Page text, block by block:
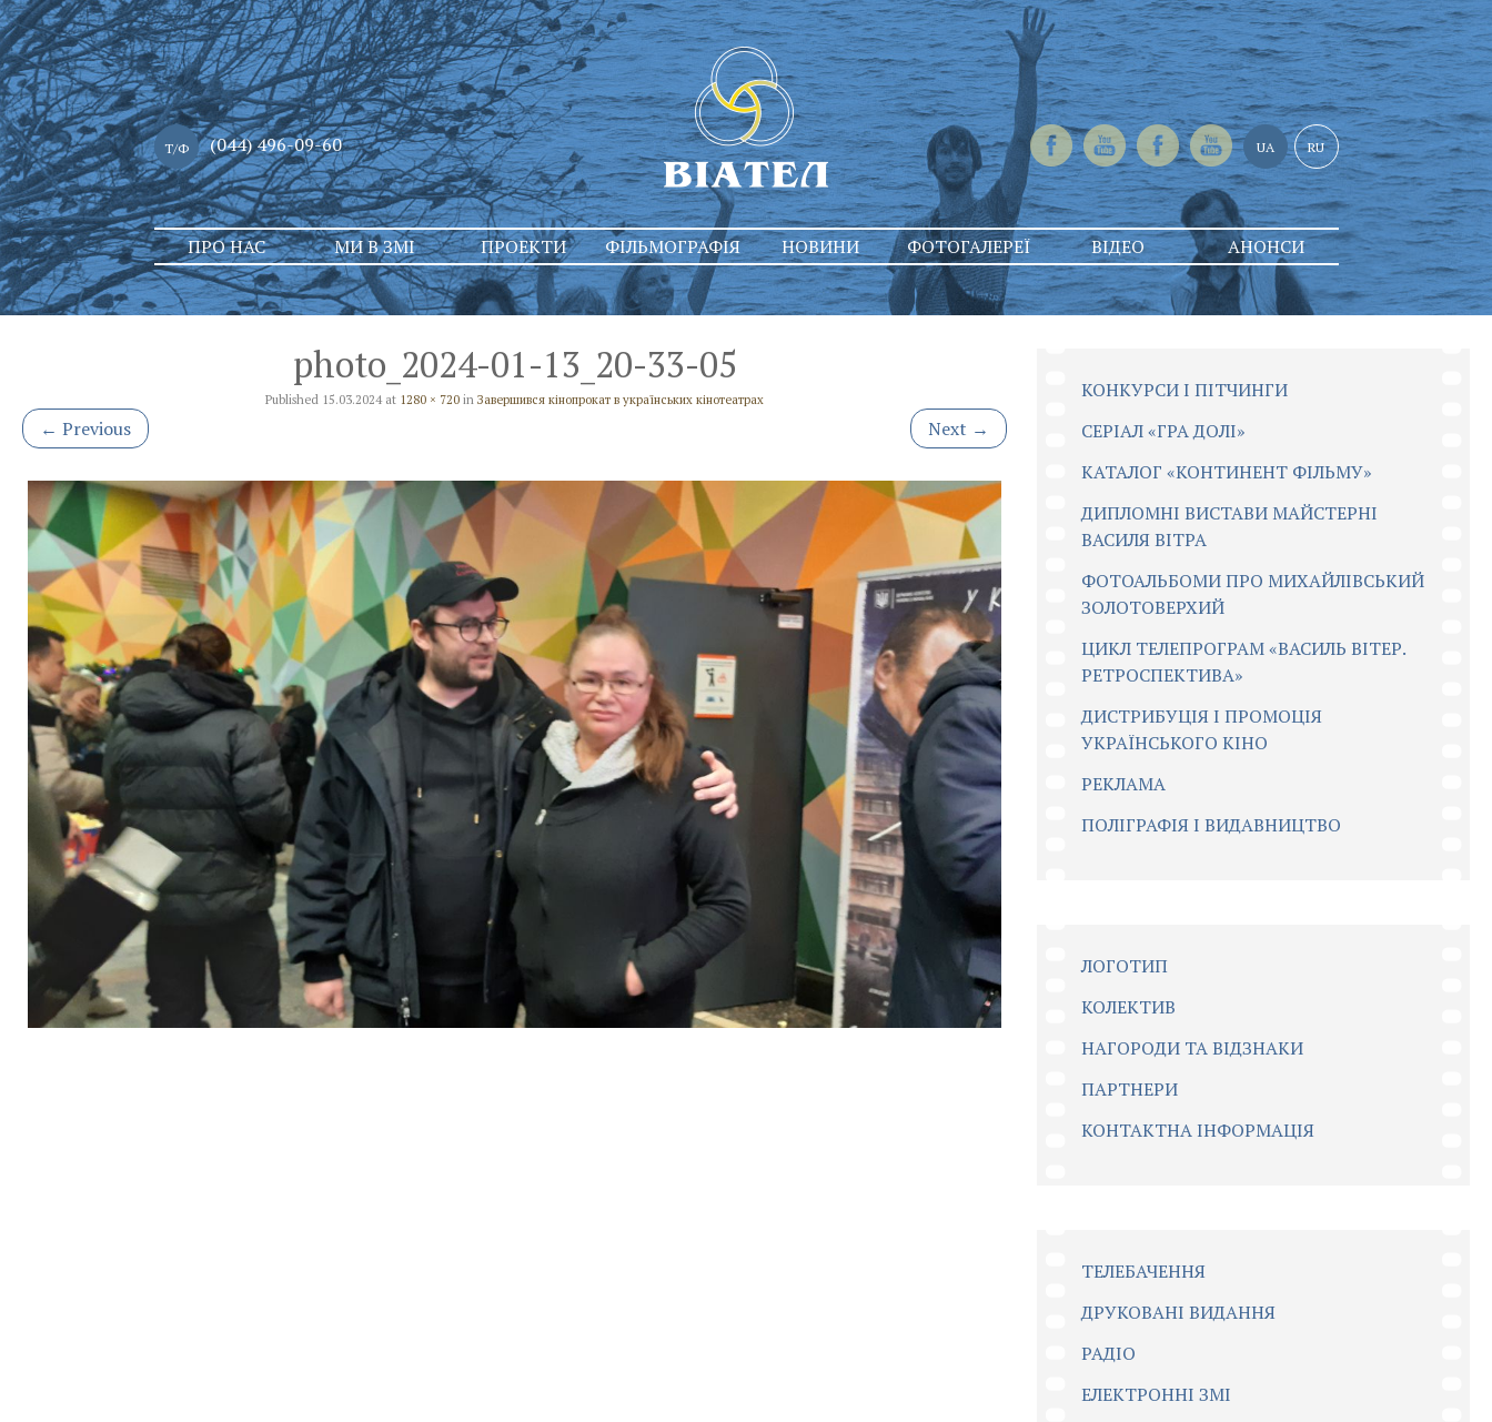
Т/Ф (044) 496-09-60 UA RU
Skip
to
content
ПРО НАС МИ В ЗМІ ПРОЕКТИ ФІЛЬМОГРАФІЯ НОВИНИ ФОТОГАЛЕРЕЇ ВІДЕО АНОНСИ
photo_2024-01-13_20-33-05
Published 15.03.2024at 1280 × 720 inЗавершився кінопрокат в українських кінотеатрах
← Previous Next →
КОНКУРСИ І ПІТЧИНГИ
CЕРІАЛ «ГРА ДОЛІ»
КАТАЛОГ «КОНТИНЕНТ ФІЛЬМУ»
ДИПЛОМНІ ВИСТАВИ МАЙСТЕРНІ
ВАСИЛЯ ВІТРА
ФОТОАЛЬБОМИ ПРО МИХАЙЛІВСЬКИЙ
ЗОЛОТОВЕРХИЙ
ЦИКЛ ТЕЛЕПРОГРАМ «ВАСИЛЬ ВІТЕР.
РЕТРОСПЕКТИВА»
ДИСТРИБУЦІЯ І ПРОМОЦІЯ
УКРАЇНСЬКОГО КІНО
РЕКЛАМА
ПОЛІГРАФІЯ І ВИДАВНИЦТВО
ЛОГОТИП
КОЛЕКТИВ
НАГОРОДИ ТА ВІДЗНАКИ
ПАРТНЕРИ
КОНТАКТНА ІНФОРМАЦІЯ
ТЕЛЕБАЧЕННЯ
ДРУКОВАНІ ВИДАННЯ
РАДІО
ЕЛЕКТРОННІ ЗМІ